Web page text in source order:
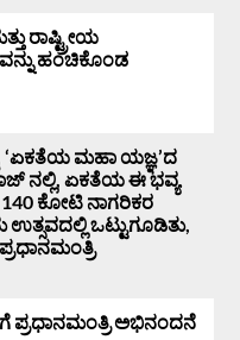
ರಾಷ್ಟ್ರೀಯ
ಹಂಚಿಕೊಂಡ
‘ಏಕತೆಯ ಮಹಾ ಯಜ್ಞ’ದ
ನಲ್ಲಿ, ಏಕತೆಯ ಈ ಭವ್ಯ
ಕೋಟಿ ನಾಗರಿಕರ
ಒಟ್ಟುಗೂಡಿತು,
ಪ್ರಧಾನಮಂತ್ರಿ ಅಭಿನಂದನೆ